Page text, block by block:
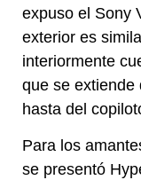
expuso el Sony
exterior es
interiormente
que se extiende
hasta del
Para los
se presentó